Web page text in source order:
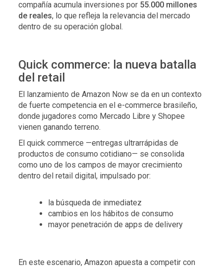
compañía acumula inversiones por 55.000 millones
de reales, lo que refleja la relevancia del mercado
dentro de su operación global.
Quick commerce: la nueva batalla
del retail
El lanzamiento de Amazon Now se da en un contexto
de fuerte competencia en el e-commerce brasileño,
donde jugadores como Mercado Libre y Shopee
vienen ganando terreno.
El quick commerce —entregas ultrarrápidas de
productos de consumo cotidiano— se consolida
como uno de los campos de mayor crecimiento
dentro del retail digital, impulsado por:
la búsqueda de inmediatez
cambios en los hábitos de consumo
mayor penetración de apps de delivery
En este escenario, Amazon apuesta a competir con